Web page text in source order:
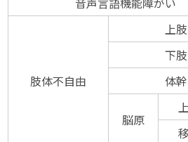
肢体不自由
上肢
下肢
体幹
脳原